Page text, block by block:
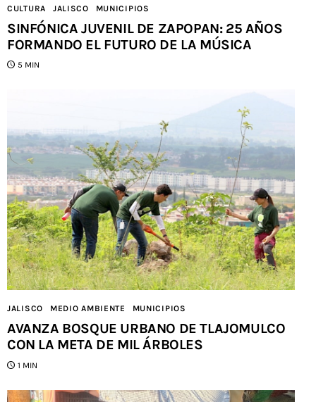
CULTURA JALISCO MUNICIPIOS
SINFÓNICA JUVENIL DE ZAPOPAN: 25 AÑOS
FORMANDO EL FUTURO DE LA MÚSICA
5 MIN
JALISCO MEDIO AMBIENTE MUNICIPIOS
AVANZA BOSQUE URBANO DE TLAJOMULCO
CON LA META DE MIL ÁRBOLES
1 MIN